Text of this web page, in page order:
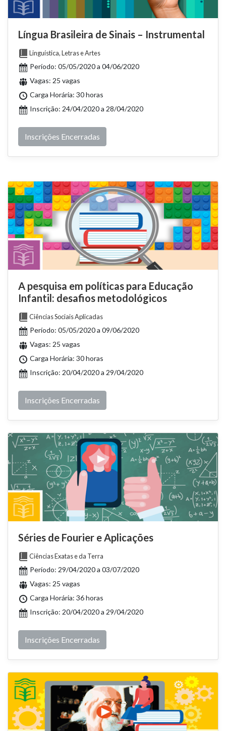
Língua Brasileira de Sinais – Instrumental
Linguística, Letras e Artes
Período: 05/05/2020 a 04/06/2020
Vagas: 25 vagas
Carga Horária: 30 horas
Inscrição: 24/04/2020 a 28/04/2020
Inscrições Encerradas
A pesquisa em políticas para Educação
Infantil: desafios metodológicos
Ciências Sociais Aplicadas
Período: 05/05/2020 a 09/06/2020
Vagas: 25 vagas
Carga Horária: 30 horas
Inscrição: 20/04/2020 a 29/04/2020
Inscrições Encerradas
Séries de Fourier e Aplicações
Ciências Exatas e da Terra
Período: 29/04/2020 a 03/07/2020
Vagas: 25 vagas
Carga Horária: 36 horas
Inscrição: 20/04/2020 a 29/04/2020
Inscrições Encerradas